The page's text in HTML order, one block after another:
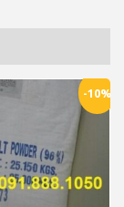
-10%